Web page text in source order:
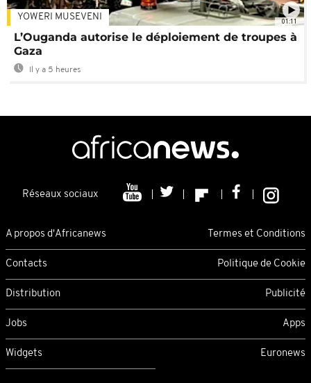
01:11
YOWERI MUSEVENI
L’Ouganda autorise le déploiement de troupes à
Gaza
Il y a 5 heures
Réseaux sociaux
A propos d'Africanews Termes et Conditions
Contacts Politique de Cookie
Distribution Publicité
Jobs Apps
Widgets Euronews